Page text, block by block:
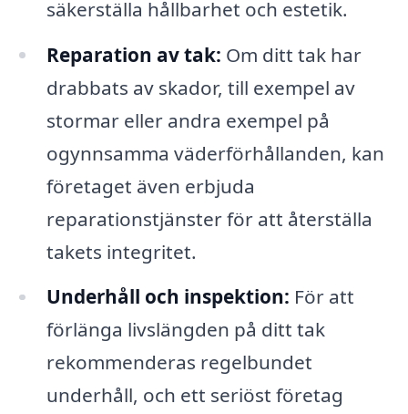
säkerställa hållbarhet och estetik.
Reparation av tak: Om ditt tak har
drabbats av skador, till exempel av
stormar eller andra exempel på
ogynnsamma väderförhållanden, kan
företaget även erbjuda
reparationstjänster för att återställa
takets integritet.
Underhåll och inspektion: För att
förlänga livslängden på ditt tak
rekommenderas regelbundet
underhåll, och ett seriöst företag